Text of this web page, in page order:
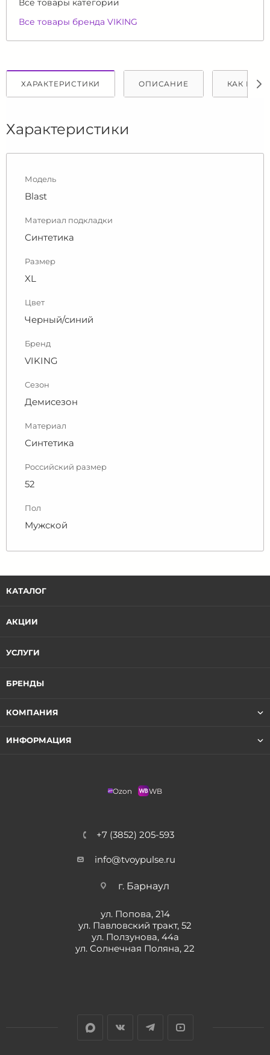
Все товары категории
Все товары бренда VIKING
ХАРАКТЕРИСТИКИ ОПИСАНИЕ КАК
Характеристики
Модель
Blast
Материал подкладки
Синтетика
Размер
XL
Цвет
Черный/синий
Бренд
VIKING
Сезон
Демисезон
Материал
Синтетика
Российский размер
52
Пол
Мужской
КАТАЛОГ
АКЦИИ
УСЛУГИ
БРЕНДЫ
КОМПАНИЯ
ИНФОРМАЦИЯ
Ozon WB
+7 (3852) 205-593
info@tvoypulse.ru
г. Барнаул
ул. Попова, 214
ул. Павловский тракт, 52
ул. Ползунова, 44а
ул. Солнечная Поляна, 22